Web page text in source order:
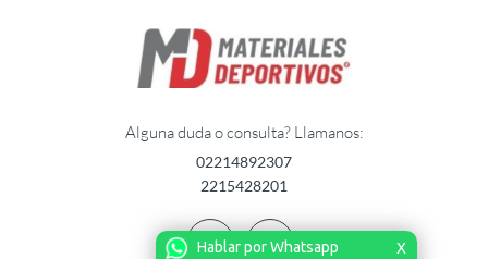
Hablar por Whatsapp X
Alguna duda o consulta? Llamanos:
02214892307
2215428201